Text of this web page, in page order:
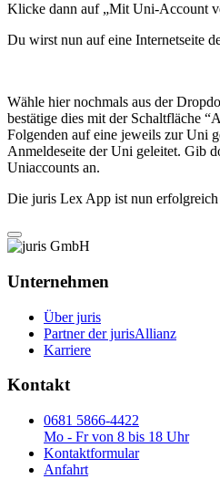
Klicke dann auf „Mit Uni-Account
Du wirst nun auf eine Internetseite
Wähle hier nochmals aus der
bestätige dies mit der Schaltfläche
Folgenden auf eine jeweils zur Uni
Anmeldeseite der Uni geleitet. Gib
Uniaccounts an.
Die juris Lex App ist nun erfolgreich
Unternehmen
Über juris
Partner der jurisAllianz
Karriere
Kontakt
0681 5866-4422
Mo - Fr von 8 bis 18 Uhr
Kontaktformular
Anfahrt